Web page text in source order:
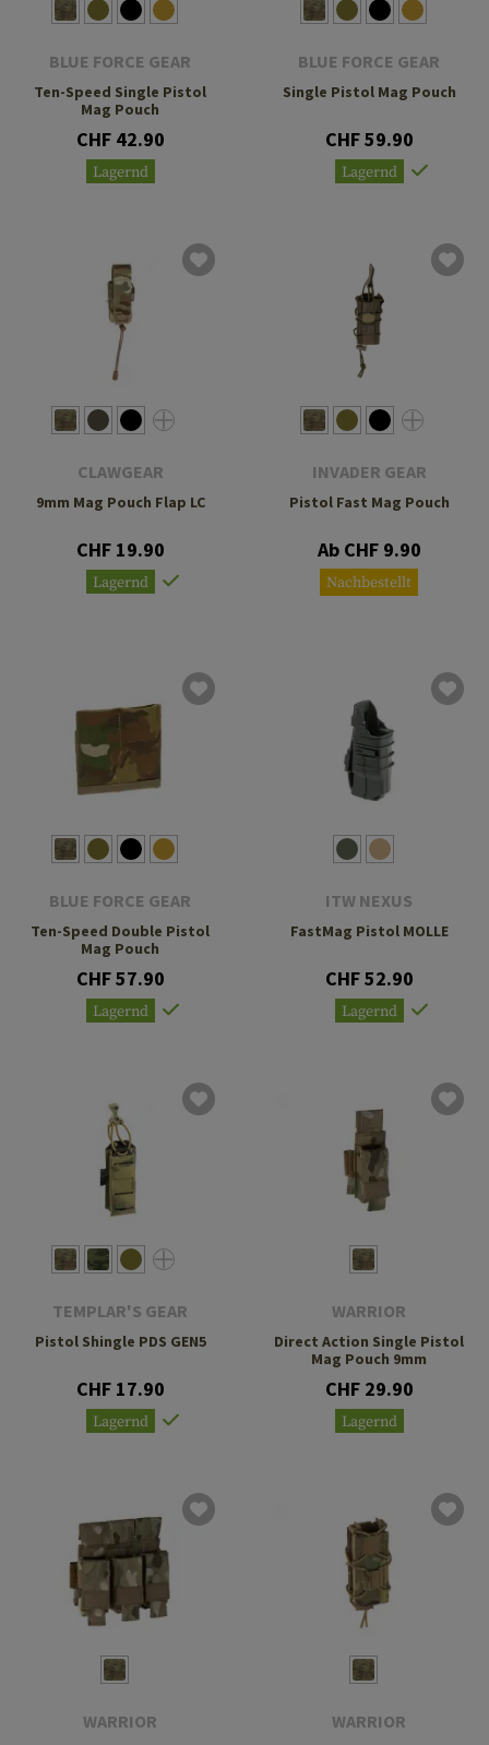
BLUE FORCE GEAR
Ten-Speed Single Pistol
Mag Pouch
CHF 42.90
Lagernd
BLUE FORCE GEAR
Single Pistol Mag Pouch
CHF 59.90
Lagernd
CLAWGEAR
9mm Mag Pouch Flap LC
CHF 19.90
Lagernd
INVADER GEAR
Pistol Fast Mag Pouch
Ab CHF 9.90
Nachbestellt
BLUE FORCE GEAR
Ten-Speed Double Pistol
Mag Pouch
CHF 57.90
Lagernd
ITW NEXUS
FastMag Pistol MOLLE
CHF 52.90
Lagernd
TEMPLAR'S GEAR
Pistol Shingle PDS GEN5
CHF 17.90
Lagernd
WARRIOR
Direct Action Single Pistol
Mag Pouch 9mm
CHF 29.90
Lagernd
WARRIOR WARRIOR